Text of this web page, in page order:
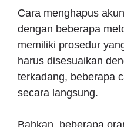
Cara menghapus
dengan beberapa
memiliki prosedur
harus disesuaikan
terkadang, beberapa
secara langsung.
Bahkan, beberapa